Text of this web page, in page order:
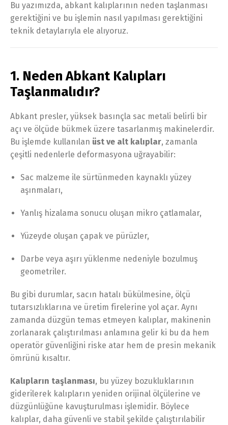
Bu yazımızda, abkant kalıplarının neden taşlanması
gerektiğini ve bu işlemin nasıl yapılması gerektiğini
teknik detaylarıyla ele alıyoruz.
1. Neden Abkant Kalıpları
Taşlanmalıdır?
Abkant presler, yüksek basınçla sac metali belirli bir
açı ve ölçüde bükmek üzere tasarlanmış makinelerdir.
Bu işlemde kullanılan üst ve alt kalıplar, zamanla
çeşitli nedenlerle deformasyona uğrayabilir:
Sac malzeme ile sürtünmeden kaynaklı yüzey
aşınmaları,
Yanlış hizalama sonucu oluşan mikro çatlamalar,
Yüzeyde oluşan çapak ve pürüzler,
Darbe veya aşırı yüklenme nedeniyle bozulmuş
geometriler.
Bu gibi durumlar, sacın hatalı bükülmesine, ölçü
tutarsızlıklarına ve üretim firelerine yol açar. Aynı
zamanda düzgün temas etmeyen kalıplar, makinenin
zorlanarak çalıştırılması anlamına gelir ki bu da hem
operatör güvenliğini riske atar hem de presin mekanik
ömrünü kısaltır.
Kalıpların taşlanması, bu yüzey bozukluklarının
giderilerek kalıpların yeniden orijinal ölçülerine ve
düzgünlüğüne kavuşturulması işlemidir. Böylece
kalıplar, daha güvenli ve stabil şekilde çalıştırılabilir